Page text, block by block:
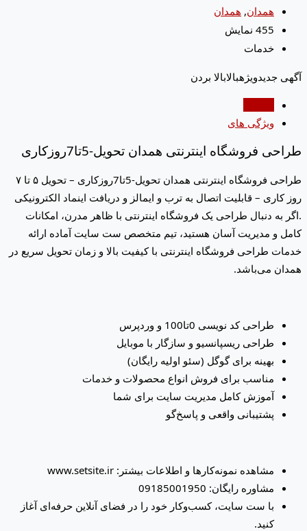
همدان, همدان
455 نمایش
خدمات
آگهی جدیدویژهبالابالا بردن
ویژگی های
طراحی فروشگاه اینترنتی همدان تحویل-5تا7روزکاری
طراحی فروشگاه اینترنتی همدان تحویل-5تا7روزکاری – تحویل ۵ تا ۷
روز کاری – قابلیت اتصال به ترب و ایمالز و دریافت اینماد الکترونیکی
.اگر به دنبال طراحی یک فروشگاه اینترنتی با ظاهر مدرن، امکانات
کامل و مدیریت آسان هستید، تیم متخصص ست سایت آماده ارائه
خدمات طراحی فروشگاه اینترنتی با کیفیت بالا و زمان تحویل سریع در
همدان می‌باشد.
طراحی کد نویسی 0تا100 و وردپرس
طراحی ریسپانسیو و سازگار با موبایل
بهینه برای گوگل (سئو اولیه رایگان)
مناسب برای فروش انواع محصولات و خدمات
آموزش کامل مدیریت سایت برای شما
پشتیبانی واقعی و پاسخ‌گو
مشاهده نمونه‌کارها و اطلاعات بیشتر: www.setsite.ir
مشاوره رایگان: 09185001950
با ست سایت، کسب‌وکار خود را در فضای آنلاین حرفه‌ای آغاز
کنید.